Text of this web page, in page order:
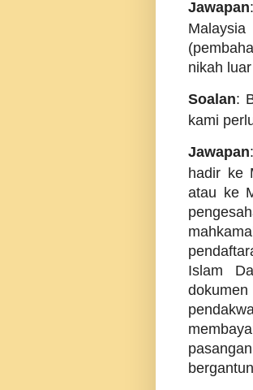
Jawapan
nikah
Soalan:
kami
Jawapan
hadir ke
atau ke
Islam